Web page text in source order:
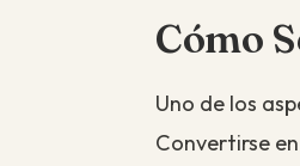
Cómo
Uno de los
Convertirse